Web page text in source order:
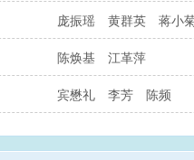
庞振瑶 黄群英 蒋小
陈焕基 江革萍
宾懋礼 李芳 陈频